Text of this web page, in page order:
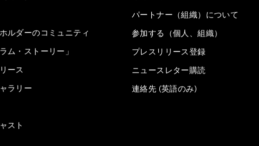
ルダーのコミュニティ
ム・ストーリー」
ース
ラリー
スト
パートナー（組織）について
参加する（個人、組織）
プレスリリース登録
ニュースレター購読
連絡先 (英語のみ)